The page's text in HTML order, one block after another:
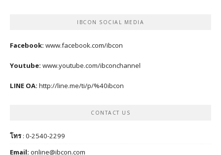
IBCON SOCIAL MEDIA
Facebook: www.facebook.com/ibcon
Youtube: www.youtube.com/ibconchannel
LINE OA: http://line.me/ti/p/%40ibcon
CONTACT US
โทร: 0-2540-2299
Email: online@ibcon.com